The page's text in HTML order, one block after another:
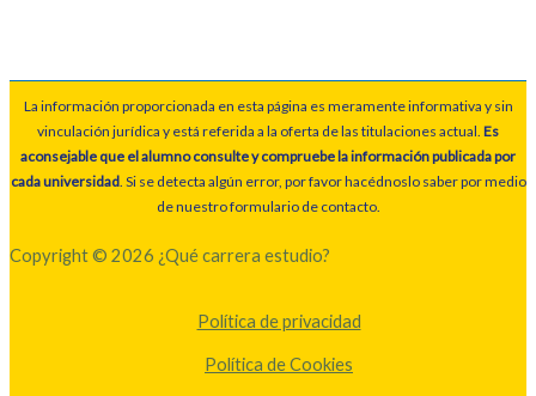
La información proporcionada en esta página es meramente informativa y sin
vinculación jurídica y está referida a la oferta de las titulaciones actual. Es
aconsejable que el alumno consulte y compruebe la información publicada por
cada universidad. Si se detecta algún error, por favor hacédnoslo saber por medio
de nuestro formulario de contacto.
Copyright © 2026 ¿Qué carrera estudio?
Política de privacidad
Política de Cookies